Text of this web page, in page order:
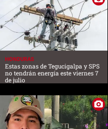
HONDURAS
Estas zonas de Tegucigalpa y SPS
no tendrán energía este viernes 7
de julio